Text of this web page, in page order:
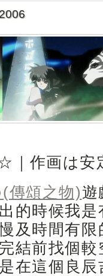
作画は安
傳頌之物)遊
的時候我
及時間有
結前找個
在這個良